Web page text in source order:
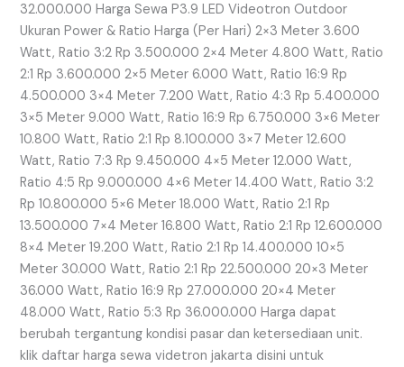
32.000.000 Harga Sewa P3.9 LED Videotron Outdoor
Ukuran Power & Ratio Harga (Per Hari) 2×3 Meter 3.600
Watt, Ratio 3:2 Rp 3.500.000 2×4 Meter 4.800 Watt, Ratio
2:1 Rp 3.600.000 2×5 Meter 6.000 Watt, Ratio 16:9 Rp
4.500.000 3×4 Meter 7.200 Watt, Ratio 4:3 Rp 5.400.000
3×5 Meter 9.000 Watt, Ratio 16:9 Rp 6.750.000 3×6 Meter
10.800 Watt, Ratio 2:1 Rp 8.100.000 3×7 Meter 12.600
Watt, Ratio 7:3 Rp 9.450.000 4×5 Meter 12.000 Watt,
Ratio 4:5 Rp 9.000.000 4×6 Meter 14.400 Watt, Ratio 3:2
Rp 10.800.000 5×6 Meter 18.000 Watt, Ratio 2:1 Rp
13.500.000 7×4 Meter 16.800 Watt, Ratio 2:1 Rp 12.600.000
8×4 Meter 19.200 Watt, Ratio 2:1 Rp 14.400.000 10×5
Meter 30.000 Watt, Ratio 2:1 Rp 22.500.000 20×3 Meter
36.000 Watt, Ratio 16:9 Rp 27.000.000 20×4 Meter
48.000 Watt, Ratio 5:3 Rp 36.000.000 Harga dapat
berubah tergantung kondisi pasar dan ketersediaan unit.
klik daftar harga sewa videtron jakarta disini untuk